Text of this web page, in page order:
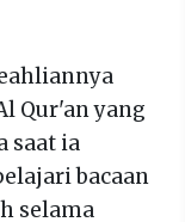
Qur'an yang
saat ia
bacaan
selama